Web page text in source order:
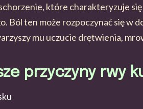
które charakteryzuje
Ból ten może rozpoczynać się w
mu uczucie drętwienia,
przyczyny rwy